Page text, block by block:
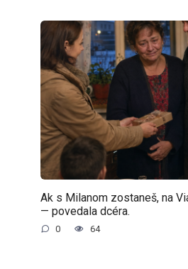
Ak s Milanom zostaneš, na
— povedala dcéra.
0 64